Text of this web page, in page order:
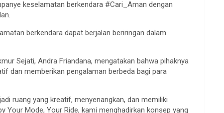
keselamatan berkendara #Cari_Aman dengan
berkendara dapat berjalan beriringan dalam
Sejati, Andra Friandana, mengatakan bahwa pihaknya
dan memberikan pengalaman berbeda bagi para
ruang yang kreatif, menyenangkan, dan memiliki
Your Mode, Your Ride, kami menghadirkan konsep yang